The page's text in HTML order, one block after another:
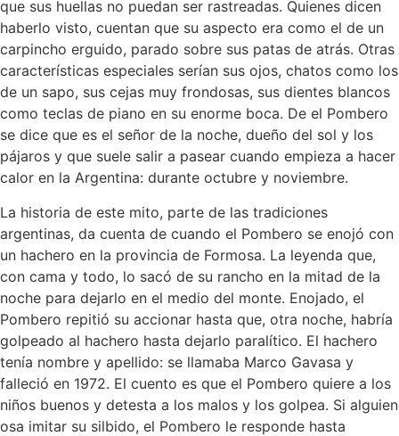
que sus huellas no puedan ser rastreadas. Quienes dicen
haberlo visto, cuentan que su aspecto era como el de un
carpincho erguido, parado sobre sus patas de atrás. Otras
características especiales serían sus ojos, chatos como los
de un sapo, sus cejas muy frondosas, sus dientes blancos
como teclas de piano en su enorme boca. De el Pombero
se dice que es el señor de la noche, dueño del sol y los
pájaros y que suele salir a pasear cuando empieza a hacer
calor en la Argentina: durante octubre y noviembre.
La historia de este mito, parte de las tradiciones
argentinas, da cuenta de cuando el Pombero se enojó con
un hachero en la provincia de Formosa. La leyenda que,
con cama y todo, lo sacó de su rancho en la mitad de la
noche para dejarlo en el medio del monte. Enojado, el
Pombero repitió su accionar hasta que, otra noche, habría
golpeado al hachero hasta dejarlo paralítico. El hachero
tenía nombre y apellido: se llamaba Marco Gavasa y
falleció en 1972. El cuento es que el Pombero quiere a los
niños buenos y detesta a los malos y los golpea. Si alguien
osa imitar su silbido, el Pombero le responde hasta